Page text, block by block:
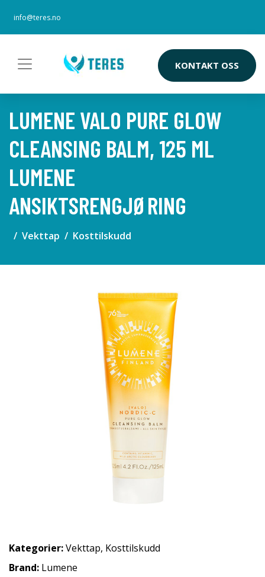
info@teres.no
KONTAKT OSS
LUMENE VALO PURE GLOW
CLEANSING BALM, 125 ML
LUMENE
ANSIKTSRENGJØRING
Vekttap Kosttilskudd
Kategorier:Vekttap, Kosttilskudd
Brand: Lumene